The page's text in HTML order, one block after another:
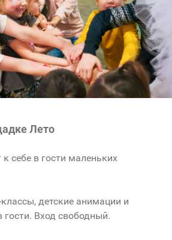
Лето
себе в гости маленьких
детские анимации и
гости. Вход свободный.